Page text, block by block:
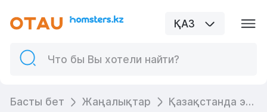
ҚАЗ
Басты бет Жаңалықтар Қазақстанда энергетиктер үшін жеңілдетілген ипотека іске қосылады